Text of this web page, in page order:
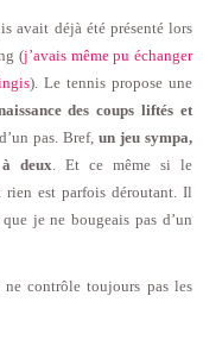
avait déjà été présenté lors
(j’avais même pu échanger
). Le tennis propose une
des coups liftés et
pas. Bref, un jeu sympa,
deux. Et ce même si le
est parfois déroutant. Il
je ne bougeais pas d’un
contrôle toujours pas les